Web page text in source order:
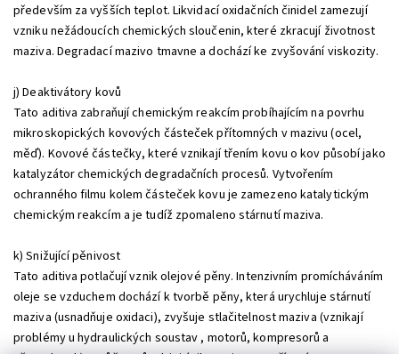
především za vyšších teplot. Likvidací oxidačních činidel zamezují
vzniku nežádoucích chemických sloučenin, které zkracují životnost
maziva. Degradací mazivo tmavne a dochází ke zvyšování viskozity.
j) Deaktivátory kovů
Tato aditiva zabraňují chemickým reakcím probíhajícím na povrhu
mikroskopických kovových částeček přítomných v mazivu (ocel,
měď). Kovové částečky, které vznikají třením kovu o kov působí jako
katalyzátor chemických degradačních procesů. Vytvořením
ochranného filmu kolem částeček kovu je zamezeno katalytickým
chemickým reakcím a je tudíž zpomaleno stárnutí maziva.
k) Snižující pěnivost
Tato aditiva potlačují vznik olejové pěny. Intenzivním promícháváním
oleje se vzduchem dochází k tvorbě pěny, která urychluje stárnutí
maziva (usnadňuje oxidaci), zvyšuje stlačitelnost maziva (vznikají
problémy u hydraulických soustav , motorů, kompresorů a